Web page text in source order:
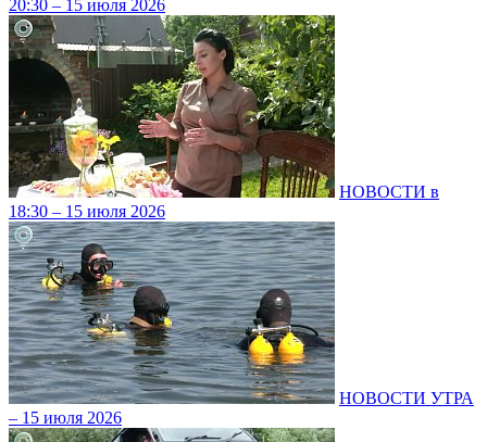
20:30 – 15 июля 2026
НОВОСТИ в
18:30 – 15 июля 2026
НОВОСТИ УТРА
– 15 июля 2026